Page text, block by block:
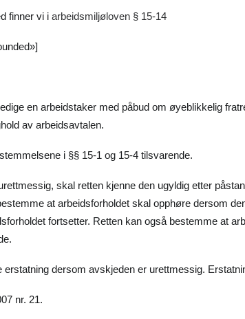
finner vi i arbeidsmiljøloven § 15-14
en arbeidstaker med påbud om øyeblikkelig
av arbeidsavtalen.
i §§ 15-1 og 15-4 tilsvarende.
skal retten kjenne den ugyldig etter
at arbeidsforholdet skal opphøre dersom
fortsetter. Retten kan også bestemme at
erstatning dersom avskjeden er urettmessig.
nr. 21.